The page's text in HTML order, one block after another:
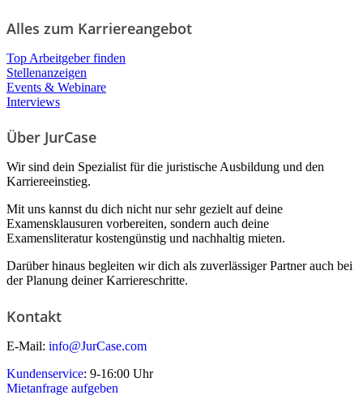
Alles zum Karriereangebot
Top Arbeitgeber finden
Stellenanzeigen
Events & Webinare
Interviews
Über JurCase
Wir sind dein Spezialist für die juristische Ausbildung und den
Karriereeinstieg.
Mit uns kannst du dich nicht nur sehr gezielt auf deine
Examensklausuren vorbereiten, sondern auch deine
Examensliteratur kostengünstig und nachhaltig mieten.
Darüber hinaus begleiten wir dich als zuverlässiger Partner auch bei
der Planung deiner Karriereschritte.
Kontakt
E-Mail: info@JurCase.com
Kundenservice: 9-16:00 Uhr
Mietanfrage aufgeben